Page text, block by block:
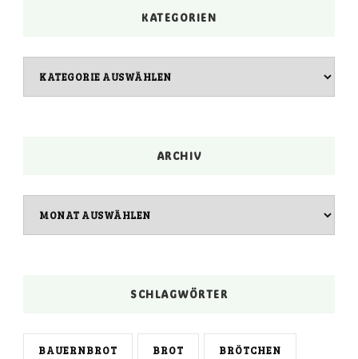
KATEGORIEN
ARCHIV
SCHLAGWÖRTER
BAUERNBROT BROT BRÖTCHEN